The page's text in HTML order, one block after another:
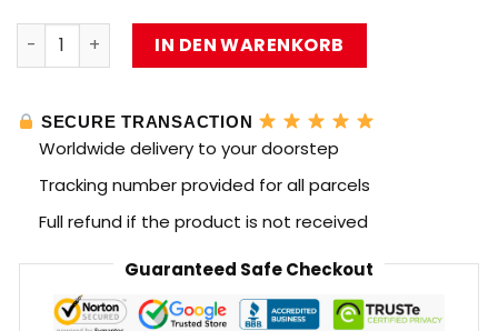
SEMBO 705108 All Terrain Crane with 351 Pieces Menge
IN DEN WARENKORB
SECURE TRANSACTION
Worldwide delivery to your doorstep
Tracking number provided for all parcels
Full refund if the product is not received
Guaranteed Safe Checkout